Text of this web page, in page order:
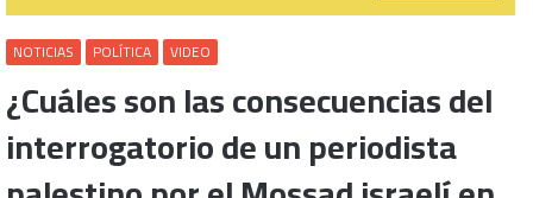
NOTICIAS POLÍTICA VIDEO
¿Cuáles son las consecuencias del
interrogatorio de un periodista